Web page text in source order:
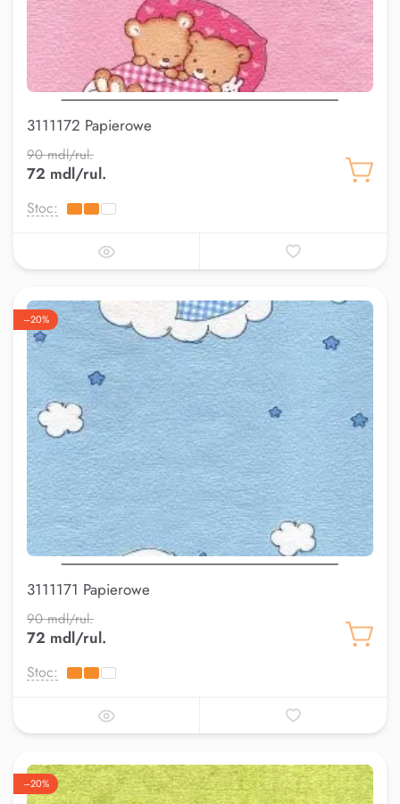
3111172 Papierowe
90 mdl/rul.
72 mdl/rul.
Stoc:
–20%
3111171 Papierowe
90 mdl/rul.
72 mdl/rul.
Stoc:
–20%